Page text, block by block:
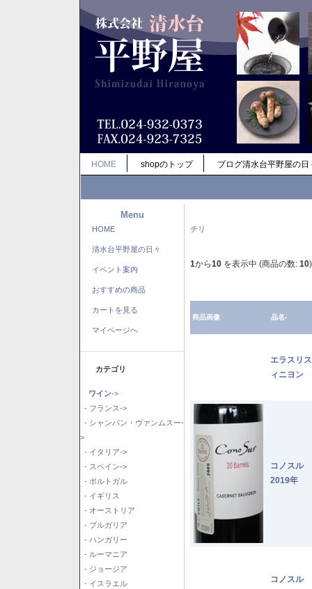
HOME shopのトップ ブログ清水台平野屋の日
Menu
HOME
清水台平野屋の日々
イベント案内
おすすめの商品
カートを見る
マイページへ
カテゴリ
ワイン->
- フランス->
- シャンパン・ヴァンムスー-
>
- イタリア->
- スペイン->
- ポルトガル
- イギリス
- オーストリア
- ブルガリア
- ハンガリー
- ルーマニア
- ジョージア
- イスラエル
チリ
1から10 を表示中 (商品の数: 10)
商品画像 品名-
エラスリ
ィニヨン
コノスル
2019年
コノスル